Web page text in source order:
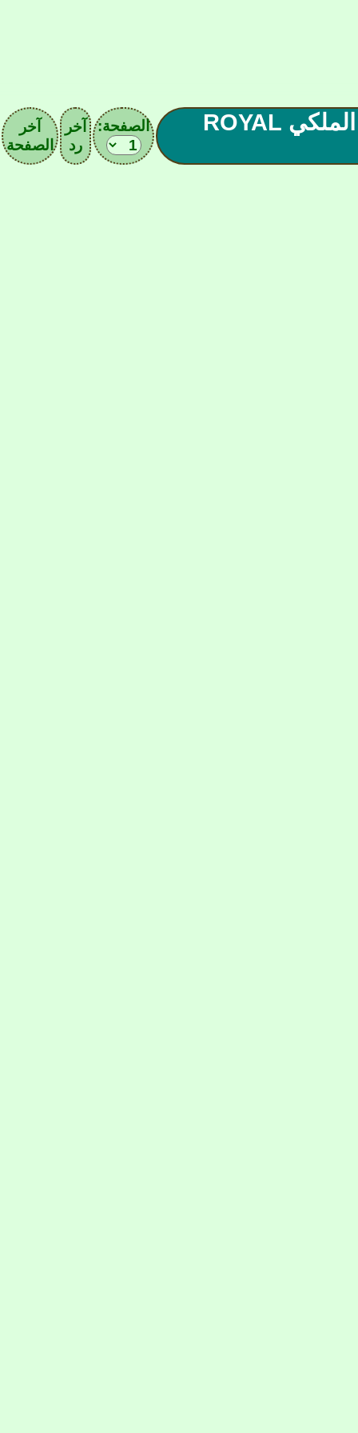
( 50 ) || صحيفة النادي الأهلـAl-Ahlîـي|| الملكي ROYAL الصفحة:
آخر
رد
آخر
الصفحة